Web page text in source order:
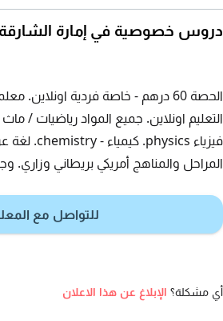
دروس خصوصية في إمارة الشارقة
الحصة 60 درهم - خاصة فردية
المراحل والمناهج أمريكي بريطاني وزاري.
للتواصل مع
أي مشكلة؟ الإبلاغ عن هذا الاعلان